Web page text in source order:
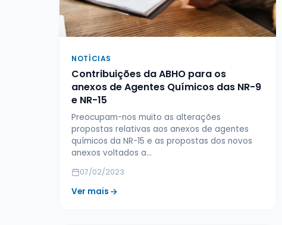
NOTÍCIAS
Contribuições da ABHO para os
anexos de Agentes Químicos das NR-9
e NR-15
Preocupam-nos muito as alterações
propostas relativas aos anexos de agentes
químicos da NR-15 e as propostas dos novos
anexos voltados a…
07/02/2023
Ver mais